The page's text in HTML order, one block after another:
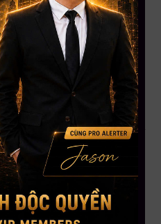
học cách “mua – bán” coin.
quản lý tài chính và xây
ban đầu
và làm đúng
– Thiếu Kiến Thức Mới Là
khi đầu tư vào thị trường.
sẽkiếm tiền đều– dù thị